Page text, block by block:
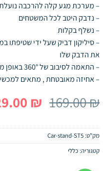
– מערכת מגע קלה להרכבה
– נדבק היטב לכל המשטחים
– נשלף בקלות
– סיליקון דביק שעל ידי שטיפתו
את הדבק שלו
– התאמה לסיבוב של 360° באופן מלא
– אחיזה מאובטחת , מתאים למכשירים
169.00₪ המחיר
היה:
169.00 ₪.
₪
מק"ט: Car-stand-ST5
קטגוריה: כללי